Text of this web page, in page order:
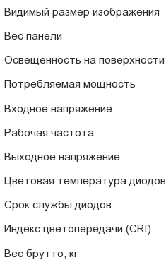
Видимый размер изображения
Вес панели
Освещенность на поверхности
Потребляемая мощность
Входное напряжение
Рабочая частота
Выходное напряжение
Цветовая температура диодов
Срок службы диодов
Индекс цветопередачи (CRI)
Вес брутто, кг